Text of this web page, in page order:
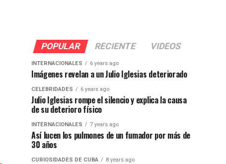
POPULAR RECIENTE VIDEOS
INTERNACIONALES 6 years ago
Imágenes revelan a un Julio Iglesias deteriorado
CELEBRIDADES 6 years ago
Julio Iglesias rompe el silencio y explica la causa
de su deterioro físico
INTERNACIONALES 7 years ago
Así lucen los pulmones de un fumador por más de
30 años
CURIOSIDADES DE CUBA 8 years ago